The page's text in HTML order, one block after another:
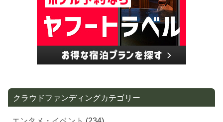
エンタメ・イベント(234)